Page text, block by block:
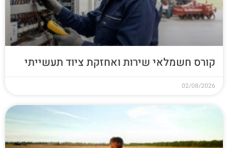
קורס חשמלאי שירות ואחזקת ציוד תעשייתי
02/08/2026